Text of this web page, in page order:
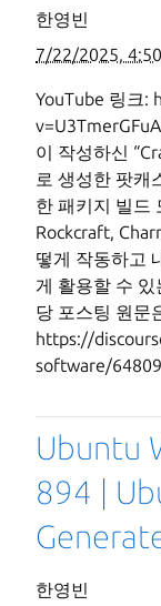
한영빈
7/22/2025,
YouTube 링크:
이 작성하신
로 생성한 팟캐
한 패키지 빌드
Rockcraft,
떻게 작동하고
게 활용할 수
당 포스팅 원문
https://
software/64809
Ubuntu
894 |
한영빈